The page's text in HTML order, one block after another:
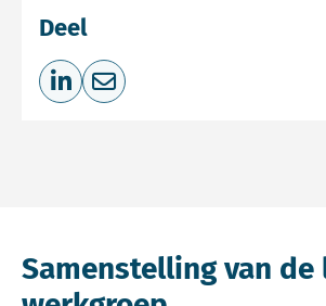
Deel
Deel op LinkedIn
Deel via e-mail
Samenstelling van de